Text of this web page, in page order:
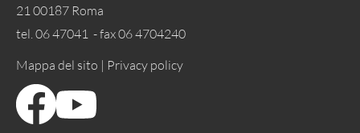
21 00187 Roma
tel. 06 47041 - fax 06 4704240
Mappa del sito | Privacy policy